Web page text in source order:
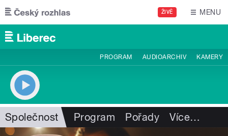
Přejít k hlavnímu obsahu
ŽIVĚ MENU
PROGRAM AUDIOARCHIV KAMERY
Společnost Program Pořady Více…